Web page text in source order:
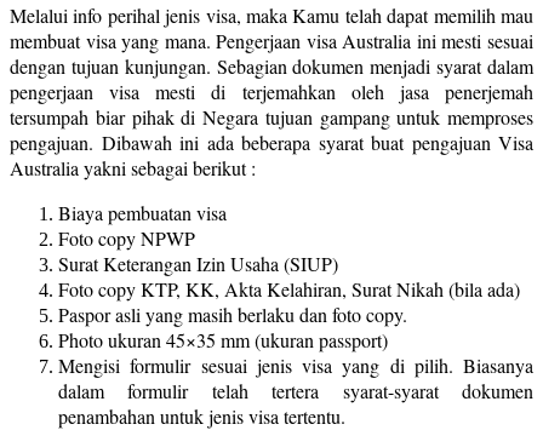
Melalui info perihal jenis visa, maka Kamu telah dapat memilih mau
membuat visa yang mana. Pengerjaan visa Australia ini mesti sesuai
dengan tujuan kunjungan. Sebagian dokumen menjadi syarat dalam
pengerjaan visa mesti di terjemahkan oleh jasa penerjemah
tersumpah biar pihak di Negara tujuan gampang untuk memproses
pengajuan. Dibawah ini ada beberapa syarat buat pengajuan Visa
Australia yakni sebagai berikut :
Biaya pembuatan visa
Foto copy NPWP
Surat Keterangan Izin Usaha (SIUP)
Foto copy KTP, KK, Akta Kelahiran, Surat Nikah (bila ada)
Paspor asli yang masih berlaku dan foto copy.
Photo ukuran 45×35 mm (ukuran passport)
Mengisi formulir sesuai jenis visa yang di pilih. Biasanya
dalam formulir telah tertera syarat-syarat dokumen
penambahan untuk jenis visa tertentu.